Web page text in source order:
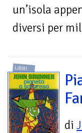
un’isola
diversi per
LIBRI
di